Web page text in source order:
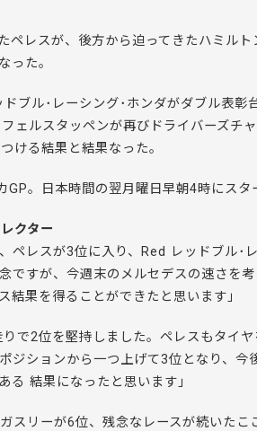
ペレスが、後方から迫ってきたハミル
った。
ブル･レーシング･ホンダがダブル表彰
ェルスタッペンが再びドライバーズチ
ける結果と結果なった。
。日本時間の翌月曜日早朝4時にスタ
クター
ペレスが3位に入り、Red レッドブル･
ですが、今週末のメルセデスの速さを
結果を得ることができたと思います」
で2位を堅持しました。ペレスもタイヤ
ジションから一つ上げて3位となり、今
る 結果になったと思います」
スリーが6位、残念なレースが続いたこ